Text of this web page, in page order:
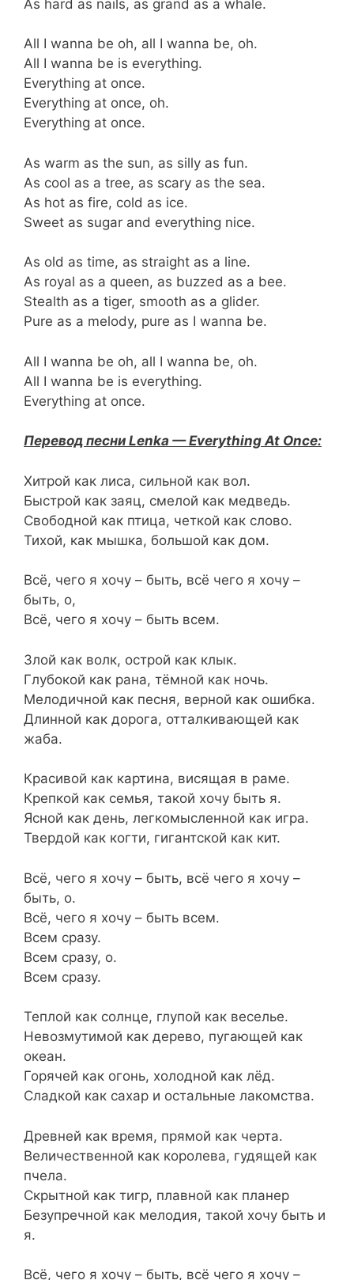
As hard as nails, as grand as a whale.
All I wanna be oh, all I wanna be, oh.
All I wanna be is everything.
Everything at once.
Everything at once, oh.
Everything at once.
As warm as the sun, as silly as fun.
As cool as a tree, as scary as the sea.
As hot as fire, cold as ice.
Sweet as sugar and everything nice.
As old as time, as straight as a line.
As royal as a queen, as buzzed as a bee.
Stealth as a tiger, smooth as a glider.
Pure as a melody, pure as I wanna be.
All I wanna be oh, all I wanna be, oh.
All I wanna be is everything.
Everything at once.
Перевод песни Lenka — Everything At Once:
Хитрой как лиса, сильной как вол.
Быстрой как заяц, смелой как медведь.
Свободной как птица, четкой как слово.
Тихой, как мышка, большой как дом.
Всё, чего я хочу – быть, всё чего я хочу –
быть, о,
Всё, чего я хочу – быть всем.
Злой как волк, острой как клык.
Глубокой как рана, тёмной как ночь.
Мелодичной как песня, верной как ошибка.
Длинной как дорога, отталкивающей как
жаба.
Красивой как картина, висящая в раме.
Крепкой как семья, такой хочу быть я.
Ясной как день, легкомысленной как игра.
Твердой как когти, гигантской как кит.
Всё, чего я хочу – быть, всё чего я хочу –
быть, о.
Всё, чего я хочу – быть всем.
Всем сразу.
Всем сразу, о.
Всем сразу.
Теплой как солнце, глупой как веселье.
Невозмутимой как дерево, пугающей как
океан.
Горячей как огонь, холодной как лёд.
Сладкой как сахар и остальные лакомства.
Древней как время, прямой как черта.
Величественной как королева, гудящей как
пчела.
Скрытной как тигр, плавной как планер
Безупречной как мелодия, такой хочу быть и
я.
Всё, чего я хочу – быть, всё чего я хочу –